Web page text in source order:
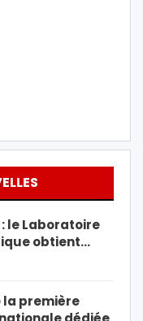
le Laboratoire
obtient…
première